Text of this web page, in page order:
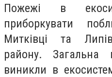
Пожежі в
приборкувати
Митківці та
району.
виникли в